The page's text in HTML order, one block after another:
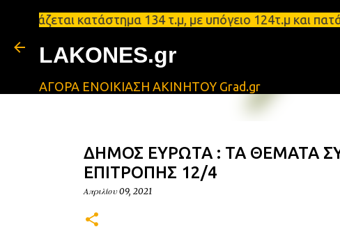
κατάστημα 134 τ.μ, με υπόγειο 124τ.μ και
LAKONES.gr
ΑΓΟΡΑ ΕΝΟΙΚΙΑΣΗ ΑΚΙΝΗΤΟΥ Grad.gr
ΔΗΜΟΣ ΕΥΡΩΤΑ : ΤΑ ΘΕΜΑΤΑ
ΕΠΙΤΡΟΠΗΣ 12/4
Απριλίου 09, 2021